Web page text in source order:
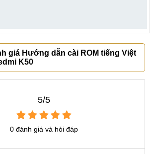
giá Hướng dẫn cài ROM tiếng Việt
K50
5/5
0 đánh giá và hỏi đáp